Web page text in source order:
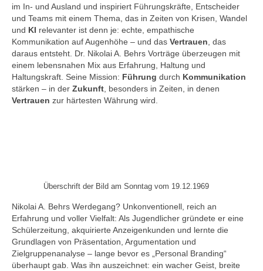
im In- und Ausland und inspiriert Führungskräfte, Entscheider
und Teams mit einem Thema, das in Zeiten von Krisen, Wandel
und KI relevanter ist denn je: echte, empathische
Kommunikation auf Augenhöhe – und das Vertrauen , das
daraus entsteht. Dr. Nikolai A. Behrs Vorträge überzeugen mit
einem lebensnahen Mix aus Erfahrung, Haltung und
Haltungskraft. Seine Mission: Führung durch Kommunikation
stärken – in der Zukunft , besonders in Zeiten, in denen
Vertrauen zur härtesten Währung wird.
Überschrift der Bild am Sonntag vom 19.12.1969
Nikolai A. Behrs Werdegang? Unkonventionell, reich an
Erfahrung und voller Vielfalt: Als Jugendlicher gründete er eine
Schülerzeitung, akquirierte Anzeigenkunden und lernte die
Grundlagen von Präsentation, Argumentation und
Zielgruppenanalyse – lange bevor es „Personal Branding“
überhaupt gab. Was ihn auszeichnet: ein wacher Geist, breite